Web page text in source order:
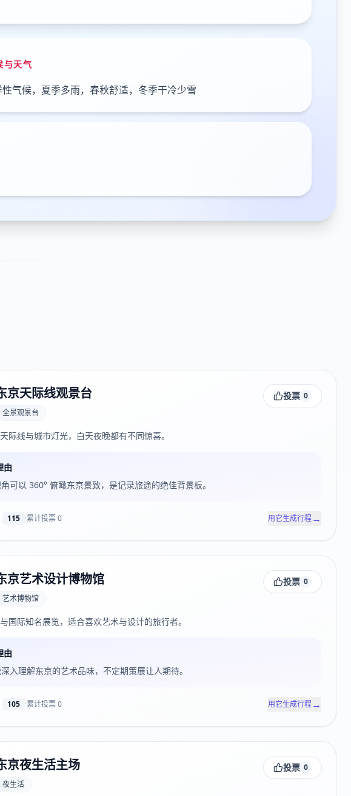
与天气
气候，夏季多雨，春秋舒适，冬季干冷少雪
京天际线观景台
全景观景台
投票 0
际线与城市灯光，白天夜晚都有不同惊喜。
由
可以 360° 俯瞰东京景致，是记录旅途的绝佳背景板。
115 ·累计投票0 用它生成行程→
京艺术设计博物馆
艺术博物馆
投票 0
国际知名展览，适合喜欢艺术与设计的旅行者。
由
入理解东京的艺术品味，不定期策展让人期待。
105 ·累计投票0 用它生成行程→
京夜生活主场
夜生活
投票 0